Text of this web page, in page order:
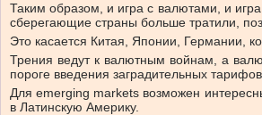
Таким образом, и игра с валютами, и
сберегающие страны больше тратили,
Это касается Китая, Японии, Германии,
Трения ведут к валютным войнам, а
пороге введения заградительных
Для emerging markets возможен
в Латинскую Америку.